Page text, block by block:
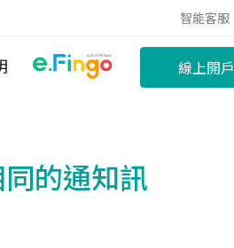
智能客服
線上開戶
的通知訊